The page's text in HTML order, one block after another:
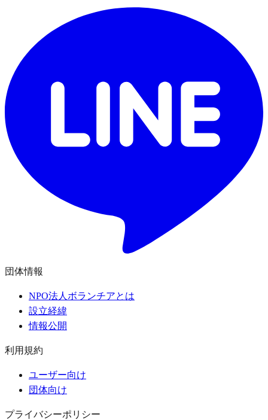
団体情報
NPO法人ボランチアとは
設立経緯
情報公開
利用規約
ユーザー向け
団体向け
プライバシーポリシー